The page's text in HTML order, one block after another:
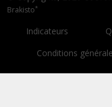
Brakisto*
Indicateurs
Conditions